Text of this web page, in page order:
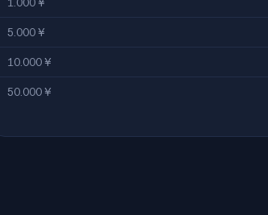
5.000 ¥
10.000 ¥
50.000 ¥